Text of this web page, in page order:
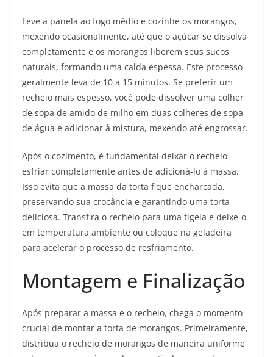
Leve a panela ao fogo médio e cozinhe os morangos,
mexendo ocasionalmente, até que o açúcar se dissolva
completamente e os morangos liberem seus sucos
naturais, formando uma calda espessa. Este processo
geralmente leva de 10 a 15 minutos. Se preferir um
recheio mais espesso, você pode dissolver uma colher
de sopa de amido de milho em duas colheres de sopa
de água e adicionar à mistura, mexendo até engrossar.
Após o cozimento, é fundamental deixar o recheio
esfriar completamente antes de adicioná-lo à massa.
Isso evita que a massa da torta fique encharcada,
preservando sua crocância e garantindo uma torta
deliciosa. Transfira o recheio para uma tigela e deixe-o
em temperatura ambiente ou coloque na geladeira
para acelerar o processo de resfriamento.
Montagem e Finalização
Após preparar a massa e o recheio, chega o momento
crucial de montar a torta de morangos. Primeiramente,
distribua o recheio de morangos de maneira uniforme